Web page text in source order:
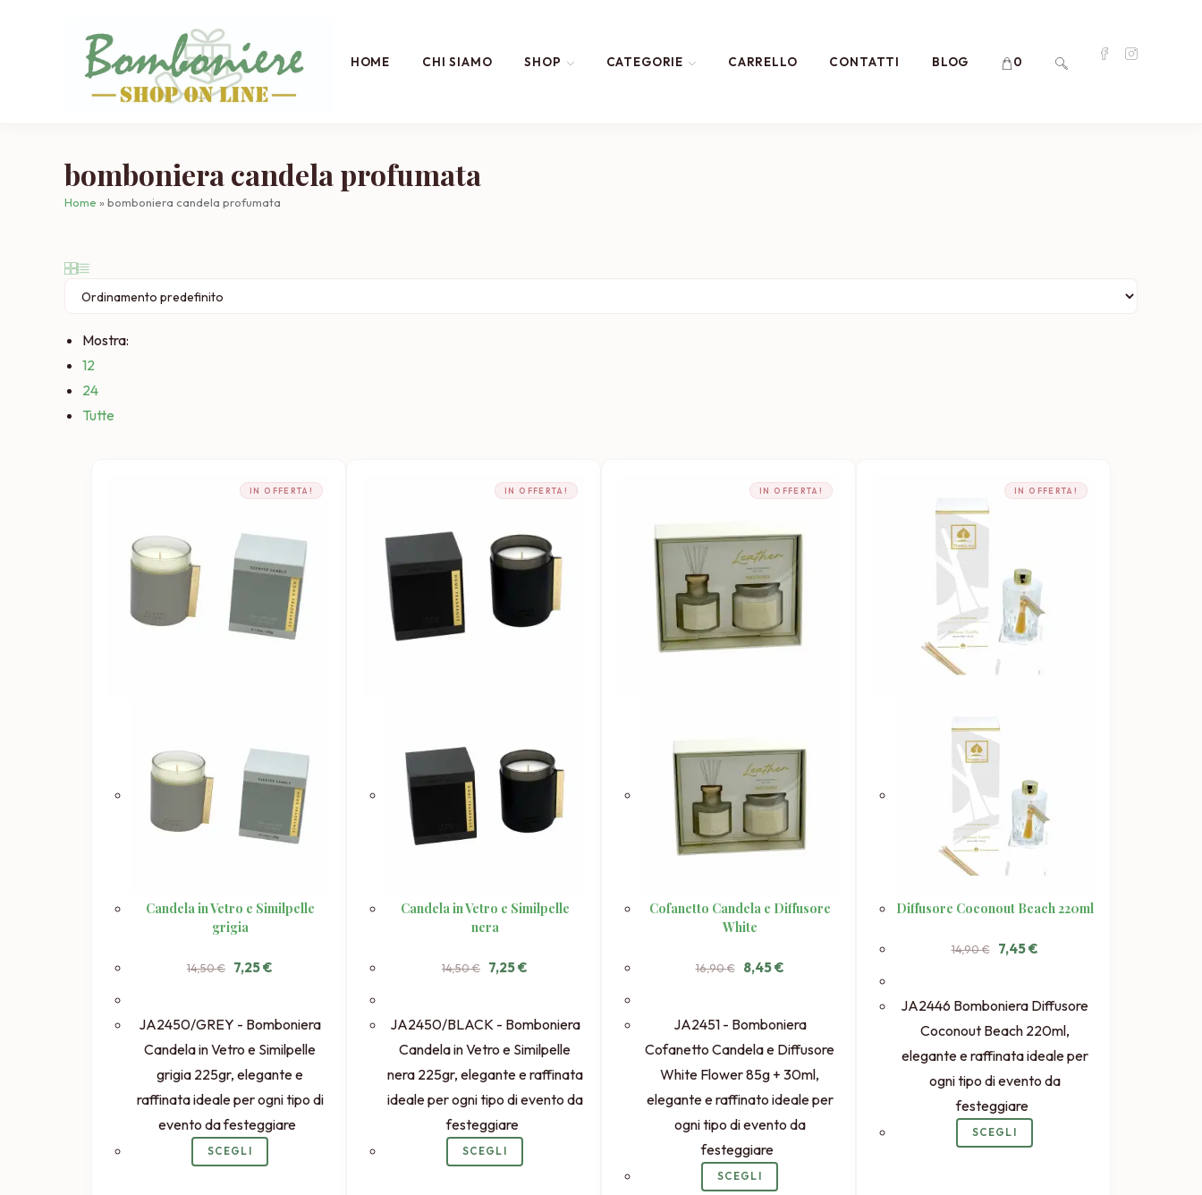
HOME CHI SIAMO SHOP CATEGORIE CARRELLO CONTATTI BLOG 0 ATTIVA/DISATTIVA
bomboniera candela profumata
Home » bomboniera candela profumata
Mostra:
12
24
Tutte
IN OFFERTA!
Candela in Vetro e Similpelle
grigia
14,50€ Il
prezzo
14,50 €.
7,25€
7,25 €.
JA2450/GREY - Bomboniera
Candela in Vetro e Similpelle
grigia 225gr, elegante e
raffinata ideale per ogni tipo di
evento da festeggiare
SCEGLI
IN OFFERTA!
Candela in Vetro e Similpelle
nera
14,50€ Il
prezzo
14,50 €.
7,25€
7,25 €.
JA2450/BLACK - Bomboniera
Candela in Vetro e Similpelle
nera 225gr, elegante e raffinata
ideale per ogni tipo di evento da
festeggiare
SCEGLI
IN OFFERTA!
Cofanetto Candela e Diffusore
White
16,90€ Il
prezzo
16,90 €.
8,45€Il
8,45 €.
JA2451 - Bomboniera
Cofanetto Candela e Diffusore
White Flower 85g + 30ml,
elegante e raffinato ideale per
ogni tipo di evento da
festeggiare
SCEGLI
IN OFFERTA!
Diffusore Coconout Beach 220ml
14,90€ Il
prezzo
14,90 €.
7,45€Il
7,45 €.
JA2446 Bomboniera Diffusore
Coconout Beach 220ml,
elegante e raffinata ideale per
ogni tipo di evento da
festeggiare
SCEGLI